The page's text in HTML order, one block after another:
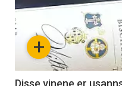
akkurat
nå+
Disse vinene er